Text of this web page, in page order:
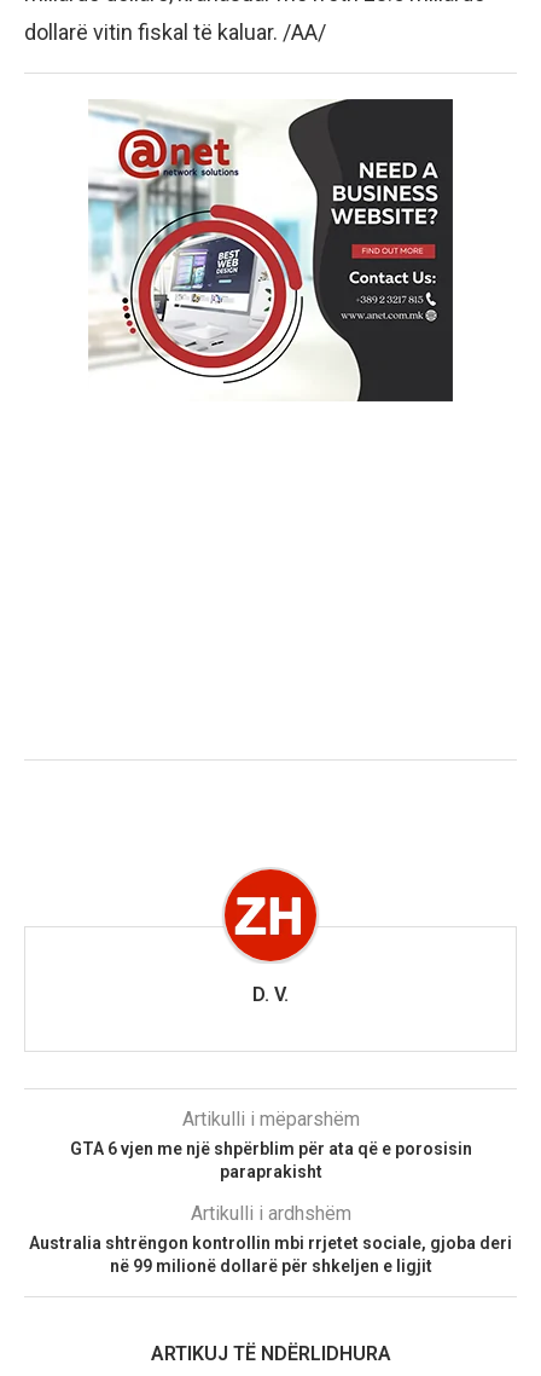
dollarë vitin fiskal të kaluar. /AA/
D. V.
Artikulli i mëparshëm
GTA 6 vjen me një shpërblim për ata që e porosisin
paraprakisht
Artikulli i ardhshëm
Australia shtrëngon kontrollin mbi rrjetet sociale, gjoba deri
në 99 milionë dollarë për shkeljen e ligjit
ARTIKUJ TË NDËRLIDHURA